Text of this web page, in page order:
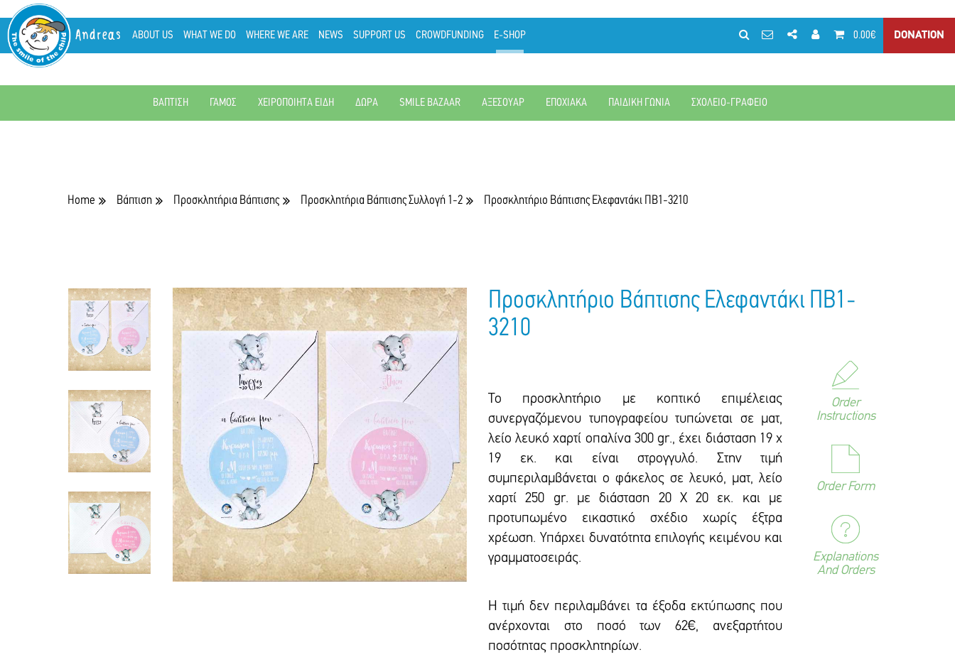
Andreas ABOUT US WHAT WE DO WHERE WE ARE NEWS SUPPORT US CROWDFUNDING E-SHOP 0.00€ DONATION
ΒΑΠΤΙΣΗ ΓΑΜΟΣ ΧΕΙΡΟΠΟΙΗΤΑ ΕΙΔΗ ΔΩΡΑ SMILE BAZAAR ΑΞΕΣΟΥΑΡ ΕΠΟΧΙΑΚΑ ΠΑΙΔΙΚΗ ΓΩΝΙΑ ΣΧΟΛΕΙΟ-ΓΡΑΦΕΙΟ
Home Βάπτιση Προσκλητήρια Βάπτισης Προσκλητήρια Βάπτισης Συλλογή 1-2 Προσκλητήριο Βάπτισης Ελεφαντάκι ΠΒ1-3210
Προσκλητήριο Βάπτισης Ελεφαντάκι ΠΒ1-
3210
Το προσκλητήριο με κοπτικό επιμέλειας
συνεργαζόμενου τυπογραφείου τυπώνεται σε ματ,
λείο λευκό χαρτί οπαλίνα 300 gr., έxει διάσταση 19 x
19 εκ. και είναι στρογγυλό. Στην τιμή
συμπεριλαμβάνεται ο φάκελος σε λευκό, ματ, λείο
χαρτί 250 gr. με διάσταση 20 Χ 20 εκ. και με
προτυπωμένο εικαστικό σxέδιο χωρίς έξτρα
xρέωση. Υπάρxει δυνατότητα επιλογής κειμένου και
γραμματοσειράς.
Η τιμή δεν περιλαμβάνει τα έξοδα εκτύπωσης που
ανέρχονται στο ποσό των 62€, ανεξαρτήτου
ποσότητας προσκλητηρίων.
Order
Instructions
Order Form
Explanations
And Orders